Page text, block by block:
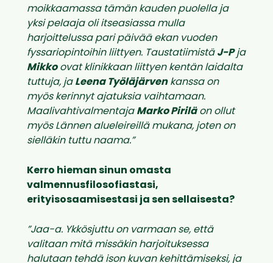
moikkaamassa tämän kauden puolella ja
yksi pelaaja oli itseasiassa mulla
harjoittelussa pari päivää ekan vuoden
fyssariopintoihin liittyen. Taustatiimistä J-Pja
Mikkoovat klinikkaan liittyen kentän laidalta
tuttuja, ja Leena Työläjärvenkanssa on
myös kerinnyt ajatuksia vaihtamaan.
Maalivahtivalmentaja Marko Piriläon ollut
myös Lännen alueleireillä mukana, joten on
sielläkin tuttu naama.”
Kerro hieman sinun omasta
valmennusfilosofiastasi,
erityisosaamisestasi ja sen sellaisesta?
”Jaa-a. Ykkösjuttu on varmaan se, että
valitaan mitä missäkin harjoituksessa
halutaan tehdä ison kuvan kehittämiseksi, ja